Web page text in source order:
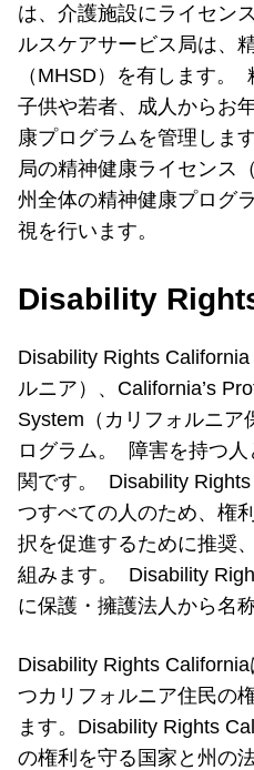
は、介護施設にライセン
ルスケアサービス局は、
（MHSD）を有します。
子供や若者、成人からお
康プログラムを管理しま
局の精神健康ライセンス
州全体の精神健康プログ
視を行います。
Disability
Disability Rights
ルニア）、California’s
System（カリフォルニア
ログラム。 障害を持つ
関です。 Disability
つすべての人のため、権
択を促進するために推奨
組みます。 Disability
に保護・擁護法人から名
Disability Rights
つカリフォルニア住民の
ます。Disability Rights
の権利を守る国家と州の